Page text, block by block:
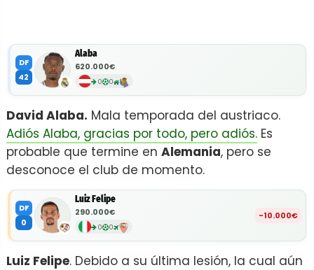
DF
42
Alaba
620.000€
0 0
David Alaba. Mala temporada del austriaco.
Adiós Alaba, gracias por todo, pero adiós. Es
probable que termine en Alemania, pero se
desconoce el club de momento.
DF
0
Luiz Felipe
290.000€
0 0
-10.000€
Luiz Felipe. Debido a su última lesión, la cual aún